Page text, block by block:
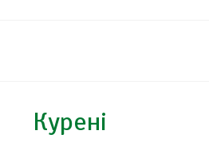
Курені